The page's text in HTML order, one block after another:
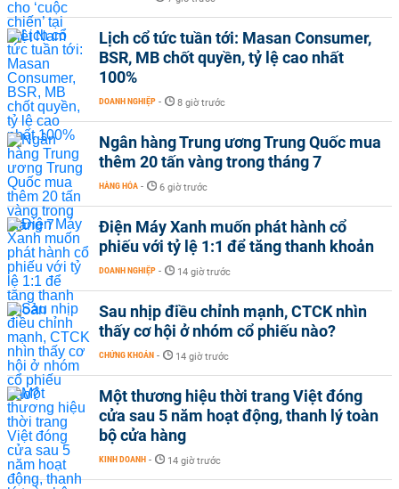
Lịch cổ tức tuần tới: Masan Consumer,
BSR, MB chốt quyền, tỷ lệ cao nhất
100%
DOANH NGHIỆP - 8 giờ trước
Ngân hàng Trung ương Trung Quốc mua
thêm 20 tấn vàng trong tháng 7
HÀNG HÓA - 6 giờ trước
Điện Máy Xanh muốn phát hành cổ
phiếu với tỷ lệ 1:1 để tăng thanh khoản
DOANH NGHIỆP - 14 giờ trước
Sau nhịp điều chỉnh mạnh, CTCK nhìn
thấy cơ hội ở nhóm cổ phiếu nào?
CHỨNG KHOÁN - 14 giờ trước
Một thương hiệu thời trang Việt đóng
cửa sau 5 năm hoạt động, thanh lý toàn
bộ cửa hàng
KINH DOANH - 14 giờ trước